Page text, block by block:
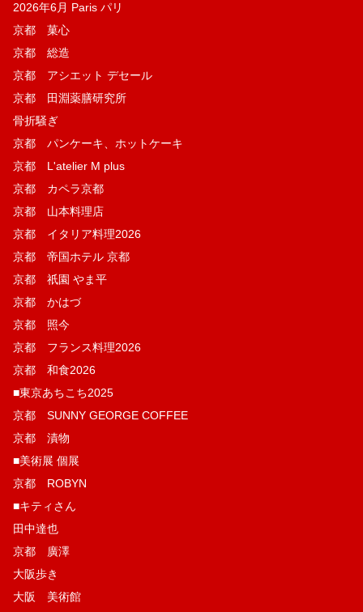
2026年6月 Paris パリ
京都 菓​心
京都 総造
京都 アシエット デセール
京都 田淵薬膳研究所
骨折騒ぎ
京都 パンケーキ、ホットケーキ
京都 L'atelier M plus
京都 カペラ京都
京都 山本料理店
京都 イタリア料理2026
京都 帝国ホテル 京都
京都 祇園 やま平
京都 かはづ
京都 照今
京都 フランス料理2026
京都 和食2026
■東京あちこち2025
京都 SUNNY GEORGE COFFEE
京都 漬物
■美術展 個展
京都 ROBYN
■キティさん
田中達也
京都 廣澤
大阪歩き
大阪 美術館